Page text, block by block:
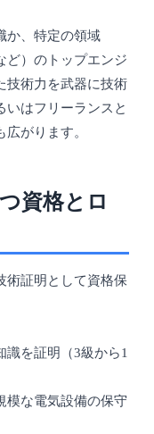
か、特定の領域
ど）のトップエンジ
技術力を武器に技術
いはフリーランスと
がります。
資格とロ
術証明として資格保
識を証明（3級から1
模な電気設備の保守